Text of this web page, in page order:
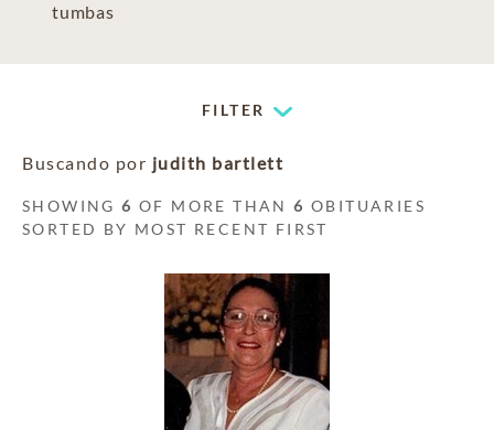
tumbas
FILTER
Buscando por judith bartlett
SHOWING6 OF MORE THAN6 OBITUARIES
SORTED BY MOST RECENT FIRST